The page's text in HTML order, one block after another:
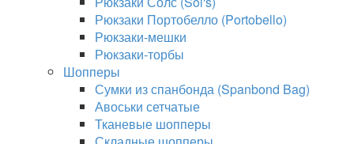
Рюкзаки Портобелло (Portobello)
Рюкзаки-мешки
Рюкзаки-торбы
Шопперы
Сумки из спанбонда (Spanbond Bag)
Авоськи сетчатые
Тканевые шопперы